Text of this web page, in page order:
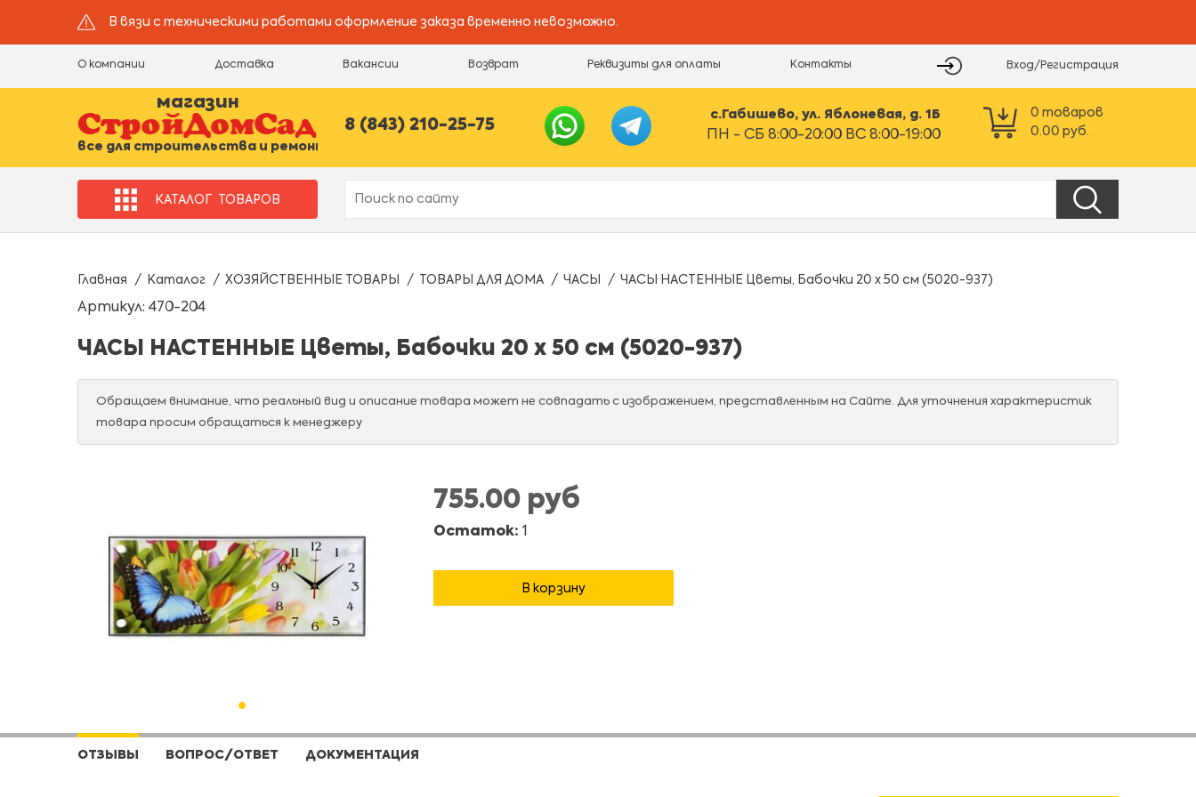
В вязи с техническими работами оформление заказа временно невозможно.
О компании Доставка Вакансии Возврат Реквизиты для оплаты Контакты Вход/Регистрация
магазин
все для строительства и ремонта
8 (843) 210-25-75
с.Габишево, ул. Яблоневая, д. 1Б
ПН - СБ 8:00-20:00 ВС 8:00-19:00
0 товаров
0.00 руб.
КАТАЛОГ ТОВАРОВ
Главная Каталог ХОЗЯЙСТВЕННЫЕ ТОВАРЫ ТОВАРЫ ДЛЯ ДОМА ЧАСЫ ЧАСЫ НАСТЕННЫЕ Цветы, Бабочки 20 х 50 см (5020-937)
Артикул: 470-204
ЧАСЫ НАСТЕННЫЕ Цветы, Бабочки 20 х 50 см (5020-937)
Обращаем внимание, что реальный вид и описание товара может не совпадать с изображением, представленным на Сайте. Для уточнения характеристик
товара просим обращаться к менеджеру
755.00 руб
Остаток: 1
В корзину
ОТЗЫВЫ ВОПРОС/ОТВЕТ ДОКУМЕНТАЦИЯ